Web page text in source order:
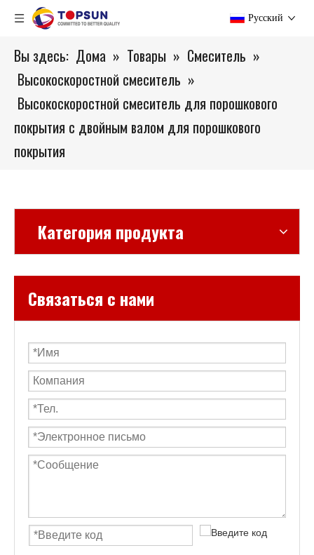
Pусский
Вы здесь: Дома » Товары » Смеситель »
Высокоскоростной смеситель »
Высокоскоростной смеситель для порошкового
покрытия с двойным валом для порошкового
покрытия
Категория продукта
Связаться с нами